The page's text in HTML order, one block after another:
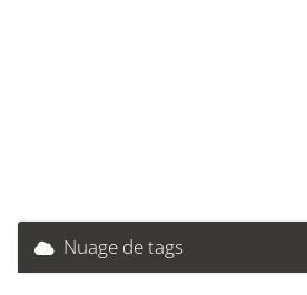
Nuage de tags